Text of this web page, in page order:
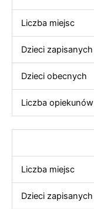
Liczba miejsc
Dzieci zapisanych
Dzieci obecnych
Liczba opiekunów
Liczba miejsc
Dzieci zapisanych